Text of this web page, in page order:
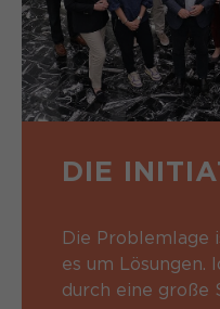
DIE
Die Problemlage
es um Lösungen.
durch eine große